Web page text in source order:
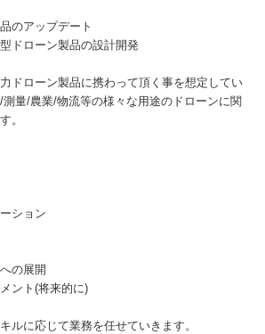
のアップデート
ドローン製品の設計開発
ドローン製品に携わって頂く事を想定してい
量/農業/物流等の様々な用途のドローンに関
。
ション
の展開
ント(将来的に)
ルに応じて業務を任せていきます。